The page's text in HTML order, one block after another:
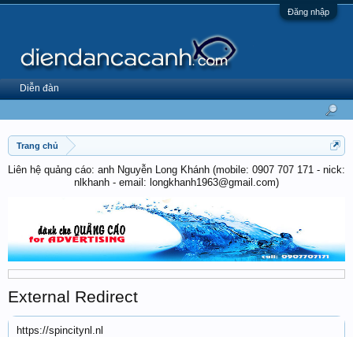
Đăng nhập
Trang chủ
Liên hệ quảng cáo: anh Nguyễn Long Khánh (mobile: 0907 707 171 - nick:
nlkhanh - email: longkhanh1963@gmail.com)
External Redirect
https://spincitynl.nl
Diễn đàn